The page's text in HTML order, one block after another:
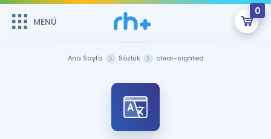
MENÜ
0
Sepetin Şu An Boş.
Remzi Hoca ile seni sınava hazırlayacak onlarca eğitim seni
bekliyor!
MENÜ
Ana Sayfa Sözlük clear-sighted